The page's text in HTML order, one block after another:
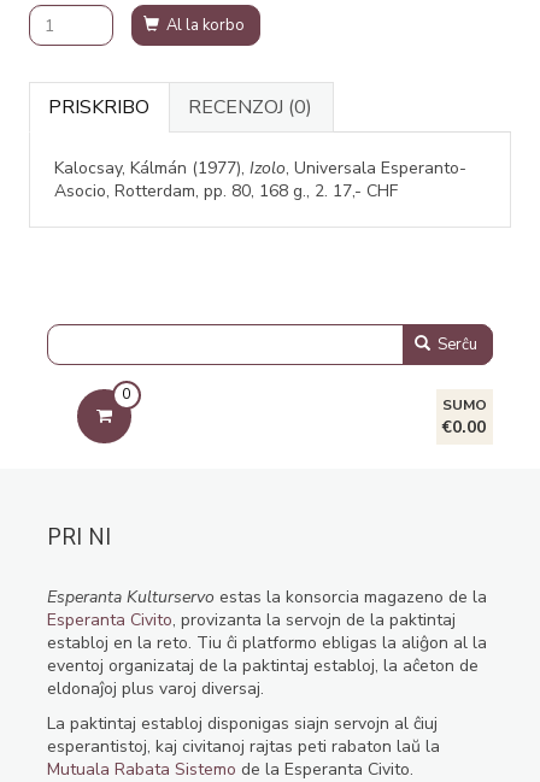
Al la korbo
PRISKRIBO RECENZOJ (0)
Kalocsay, Kálmán (1977), Izolo, Universala Esperanto-
Asocio, Rotterdam, pp. 80, 168 g., 2. 17,- CHF
Serĉu
0
SUMO
€0.00
PRI NI
Esperanta Kulturservo estas la konsorcia magazeno de la
Esperanta Civito, provizanta la servojn de la paktintaj
establoj en la reto. Tiu ĉi platformo ebligas la aliĝon al la
eventoj organizataj de la paktintaj establoj, la aĉeton de
eldonaĵoj plus varoj diversaj.
La paktintaj establoj disponigas siajn servojn al ĉiuj
esperantistoj, kaj civitanoj rajtas peti rabaton laŭ la
Mutuala Rabata Sistemo de la Esperanta Civito.